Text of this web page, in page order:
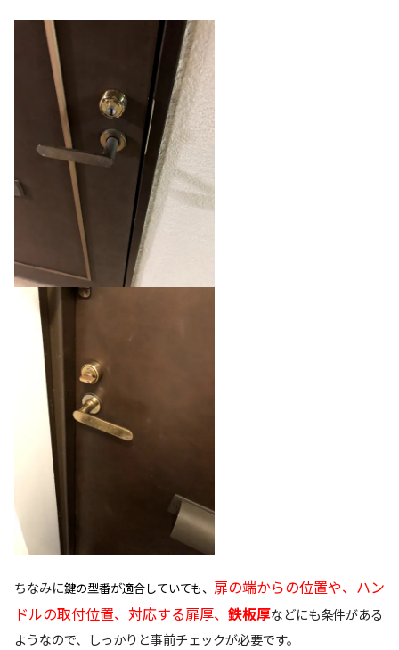
ちなみに鍵の型番が適合していても、 扉の端からの位置や、ハン
ドルの取付位置、対応する扉厚、 鉄板厚などにも条件がある
ようなので、しっかりと事前チェックが必要です。